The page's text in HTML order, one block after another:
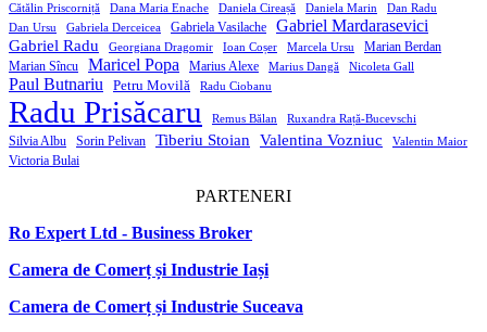
Cătălin Priscorniță
Dana Maria Enache Daniela Cireașă Daniela Marin
Dan Radu
Dan Ursu
Gabriela Derceicea Gabriela Vasilache Gabriel Mardarasevici
Gabriel Radu Georgiana Dragomir Ioan Coșer Marcela Ursu
Marian Berdan
Marian Sîncu
Maricel Popa Marius Alexe Marius Dangă Nicoleta Gall
Paul Butnariu Petru Movilă Radu Ciobanu
Radu Prisăcaru Remus Bălan Ruxandra Rață-Bucevschi
Silvia Albu Sorin Pelivan Tiberiu Stoian Valentina Vozniuc Valentin Maior
Victoria Bulai
PARTENERI
Ro Expert Ltd - Business Broker
Camera de Comerț și Industrie Iași
Camera de Comerț și Industrie Suceava